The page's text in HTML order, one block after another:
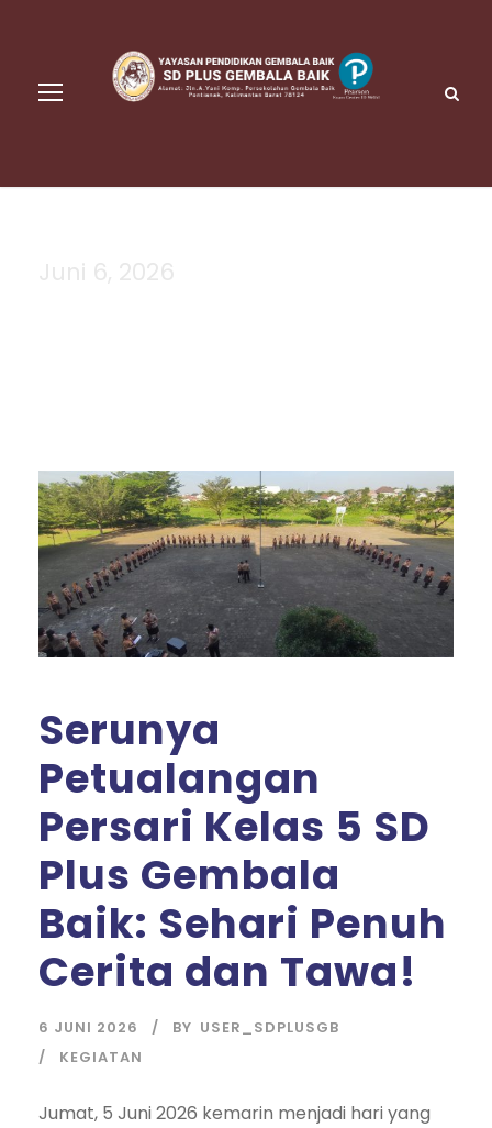
Serunya
Petualangan
Persari Kelas 5 SD
Plus Gembala
Baik: Sehari Penuh
Cerita dan Tawa!
6 JUNI 2026 BY USER_SDPLUSGB
KEGIATAN
Jumat, 5 Juni 2026 kemarin menjadi hari yang